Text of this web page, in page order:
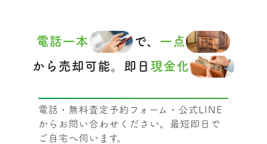
電話一本 で、 一点
から売却可能。即日 現金化
電話・無料査定予約フォーム・公式LINE
からお問い合わせください。最短即日で
ご自宅へ伺います。